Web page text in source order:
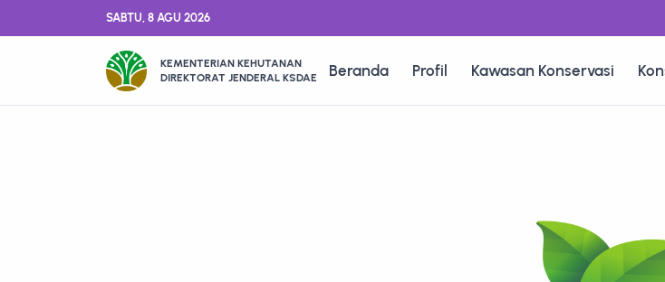
SABTU, 8 AGU 2026
KEMENTERIAN KEHUTANAN
DIREKTORAT JENDERAL KSDAE
Beranda Profil Kawasan Konservasi